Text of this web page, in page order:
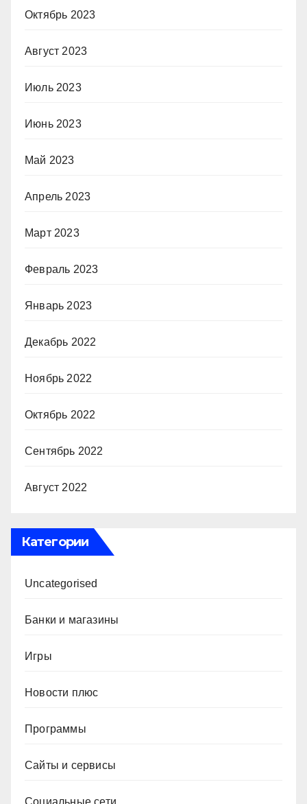
Октябрь 2023
Август 2023
Июль 2023
Июнь 2023
Май 2023
Апрель 2023
Март 2023
Февраль 2023
Январь 2023
Декабрь 2022
Ноябрь 2022
Октябрь 2022
Сентябрь 2022
Август 2022
Категории
Uncategorised
Банки и магазины
Игры
Новости плюс
Программы
Сайты и сервисы
Социальные сети